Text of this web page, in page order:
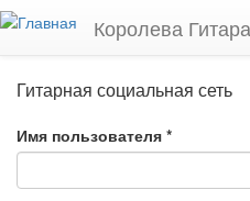
Перейти к основному содержанию
Королева Гитара
Гитарная социальная сеть
Имя пользователя *